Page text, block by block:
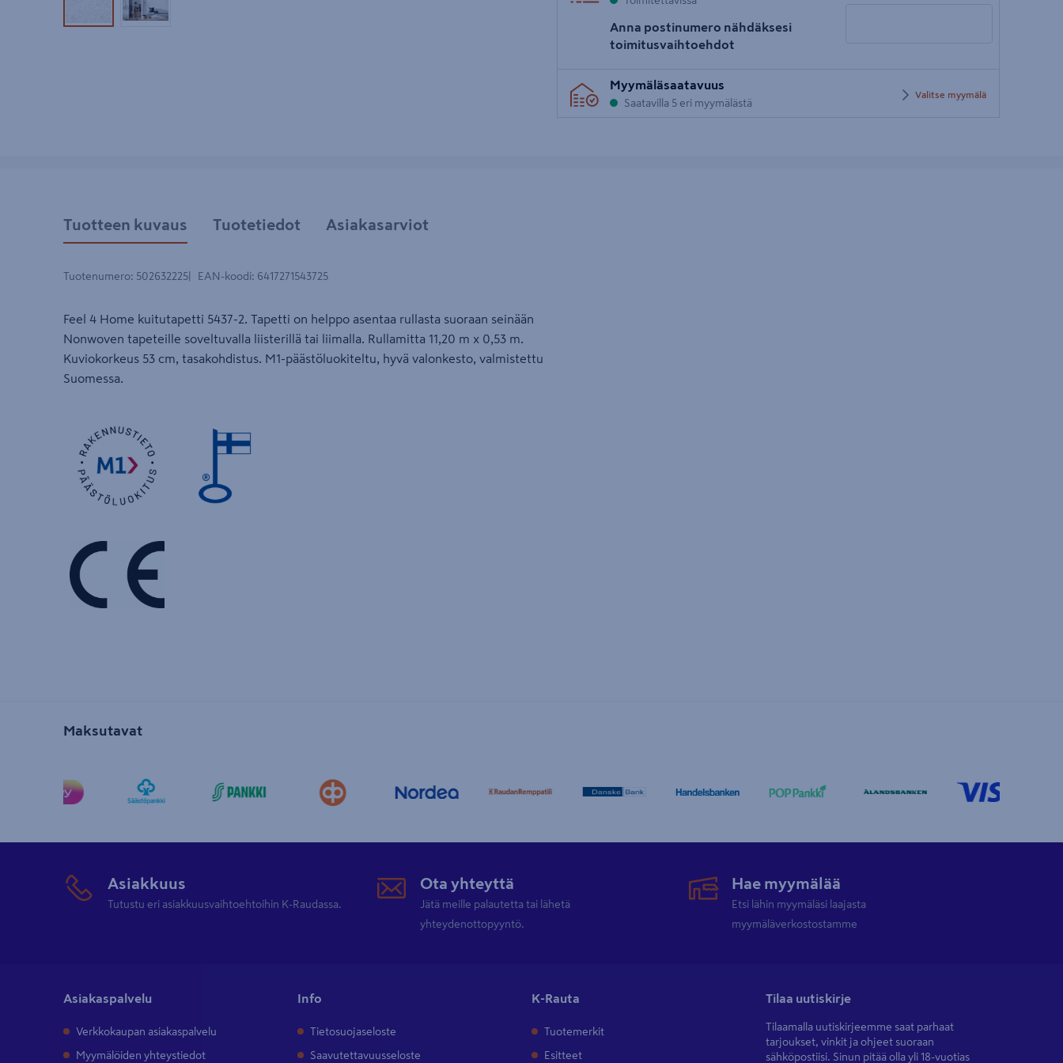
Tuotekuva 1Tuotekuva 2
Anna postinumero nähdäksesi
toimitusvaihtoehdot
postinumero
Myymäläsaatavuus
Saatavilla 5 eri myymälästä
Valitse myymälä
Tuotteen kuvaus Tuotetiedot Asiakasarviot
Tuotenumero: 502632225 EAN-koodi: 6417271543725
Feel 4 Home kuitutapetti 5437-2. Tapetti on helppo asentaa rullasta suoraan seinään
Nonwoven tapeteille soveltuvalla liisterillä tai liimalla. Rullamitta 11,20 m x 0,53 m.
Kuviokorkeus 53 cm, tasakohdistus. M1-päästöluokiteltu, hyvä valonkesto, valmistettu
Suomessa.
Maksutavat
Asiakkuus
Tutustu eri asiakkuusvaihtoehtoihin K-Raudassa.
Ota yhteyttä
Jätä meille palautetta tai lähetä
yhteydenottopyyntö.
Hae myymälää
Etsi lähin myymäläsi laajasta
myymäläverkostostamme
Asiakaspalvelu
Verkkokaupan asiakaspalvelu
Myymälöiden yhteystiedot
Info
Tietosuojaseloste
Saavutettavuusseloste
K-Rauta
Tuotemerkit
Esitteet
Tilaa uutiskirje
Tilaamalla uutiskirjeemme saat parhaat
tarjoukset, vinkit ja ohjeet suoraan
sähköpostiisi. Sinun pitää olla yli 18-vuotias